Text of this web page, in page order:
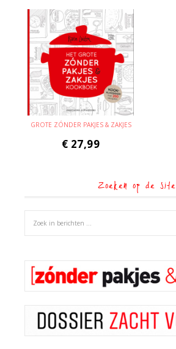
GROTE ZÓNDER PAKJES & ZAKJES
€ 27,99
Zoeken op de site